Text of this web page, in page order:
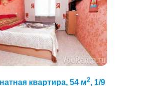
квартира, 54 м2, 1/9